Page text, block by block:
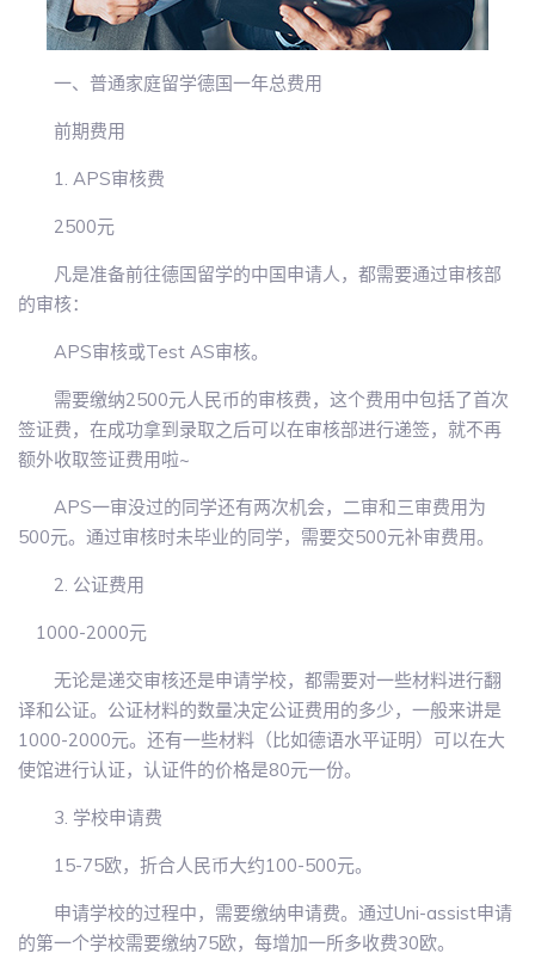
一、普通家庭留学德国一年总费用
前期费用
1. APS审核费
2500元
凡是准备前往德国留学的中国申请人，都需要通过审核部
的审核：
APS审核或Test AS审核。
需要缴纳2500元人民币的审核费，这个费用中包括了首次
签证费，在成功拿到录取之后可以在审核部进行递签，就不再
额外收取签证费用啦~
APS一审没过的同学还有两次机会，二审和三审费用为
500元。通过审核时未毕业的同学，需要交500元补审费用。
2. 公证费用
1000-2000元
无论是递交审核还是申请学校，都需要对一些材料进行翻
译和公证。公证材料的数量决定公证费用的多少，一般来讲是
1000-2000元。还有一些材料（比如德语水平证明）可以在大
使馆进行认证，认证件的价格是80元一份。
3. 学校申请费
15-75欧，折合人民币大约100-500元。
申请学校的过程中，需要缴纳申请费。通过Uni-assist申请
的第一个学校需要缴纳75欧，每增加一所多收费30欧。